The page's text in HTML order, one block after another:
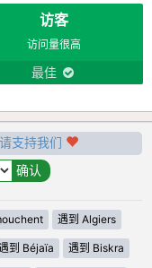
访客
访问量很高
最佳
支持我们
遇到 Algiers
到 Béjaïa 遇到 Biskra